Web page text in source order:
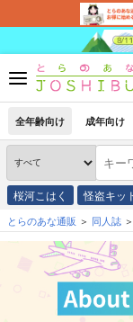
全年齢向け 成年向け
桜河こはく 怪盗キッ
とらのあな通販 同人誌